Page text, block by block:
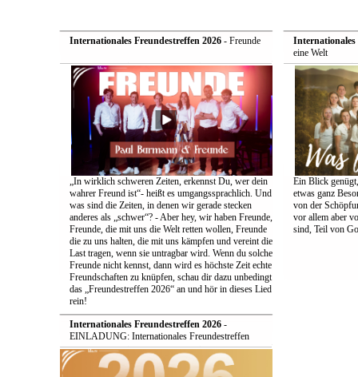
Internationales Freundestreffen 2026- Freunde
„In wirklich schweren Zeiten, erkennst Du, wer dein
wahrer Freund ist“- heißt es umgangssprachlich. Und
was sind die Zeiten, in denen wir gerade stecken
anderes als „schwer“? - Aber hey, wir haben Freunde,
Freunde, die mit uns die Welt retten wollen, Freunde
die zu uns halten, die mit uns kämpfen und vereint die
Last tragen, wenn sie untragbar wird. Wenn du solche
Freunde nicht kennst, dann wird es höchste Zeit echte
Freundschaften zu knüpfen, schau dir dazu unbedingt
das „Freundestreffen 2026“ an und hör in dieses Lied
rein!
Internationales
eine Welt
Ein Blick
etwas ganz
von der
vor allem aber
sind, Teil von
Internationales Freundestreffen 2026-
EINLADUNG: Internationales Freundestreffen